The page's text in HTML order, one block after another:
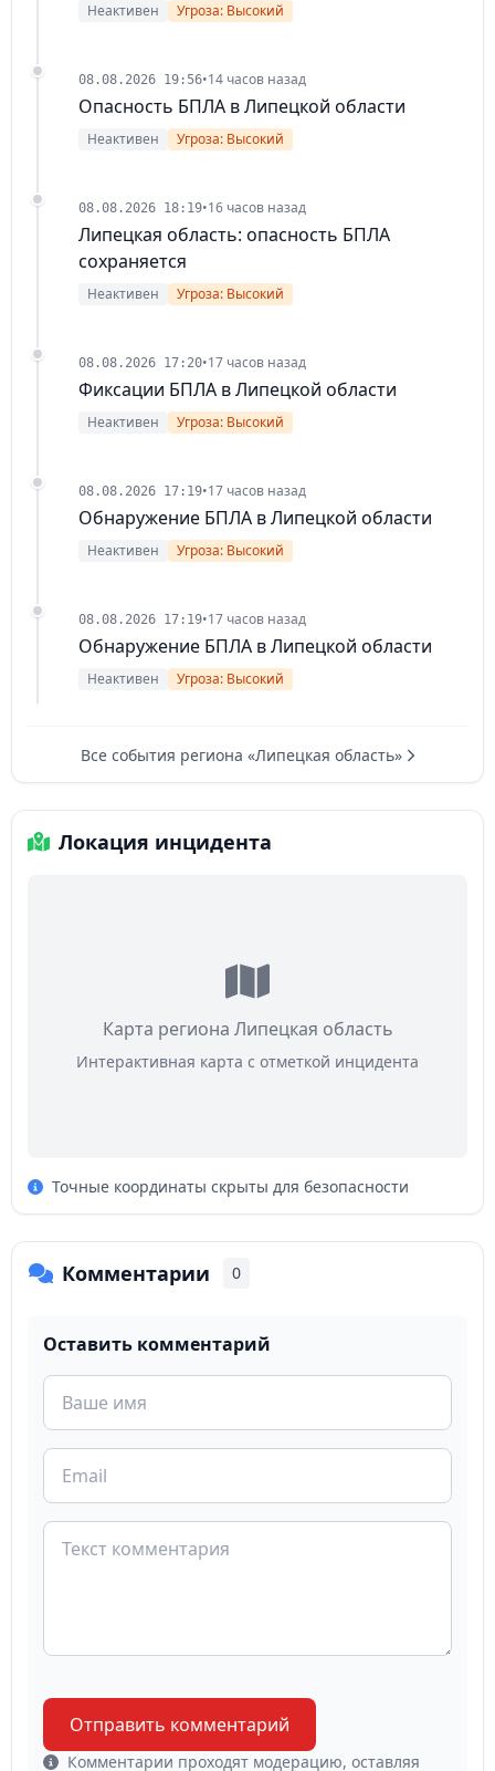
Неактивен Угроза: Высокий
08.08.2026 19:56•14 часов назад
Опасность БПЛА в Липецкой области
Неактивен Угроза: Высокий
08.08.2026 18:19•16 часов назад
Липецкая область: опасность БПЛА
сохраняется
Неактивен Угроза: Высокий
08.08.2026 17:20•17 часов назад
Фиксации БПЛА в Липецкой области
Неактивен Угроза: Высокий
08.08.2026 17:19•17 часов назад
Обнаружение БПЛА в Липецкой области
Неактивен Угроза: Высокий
08.08.2026 17:19•17 часов назад
Обнаружение БПЛА в Липецкой области
Неактивен Угроза: Высокий
Все события региона «Липецкая область»
Локация инцидента
Карта региона Липецкая область
Интерактивная карта с отметкой инцидента
Точные координаты скрыты для безопасности
Комментарии 0
Оставить комментарий
Отправить комментарий
Комментарии проходят модерацию, оставляя